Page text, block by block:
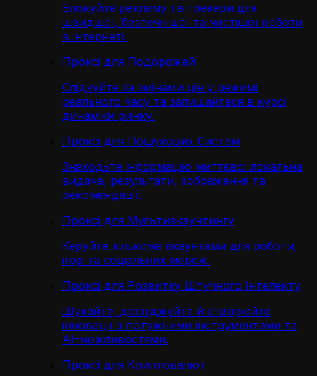
Блокуйте рекламу та трекери для
швидшої, безпечнішої та чистішої роботи
в інтернеті.
Проксі для Подорожей
Слідкуйте за змінами цін у режимі
реального часу та залишайтеся в курсі
динаміки ринку.
Проксі для Пошукових Систем
Знаходьте інформацію миттєво: локальна
видача, результати, зображення та
рекомендації.
Проксі для Мультиакаунтингу
Керуйте кількома акаунтами для роботи,
ігор та соціальних мереж.
Проксі для Розвитку Штучного Інтелекту
Шукайте, досліджуйте й створюйте
інновації з потужними інструментами та
AI-можливостями.
Проксі для Криптовалют